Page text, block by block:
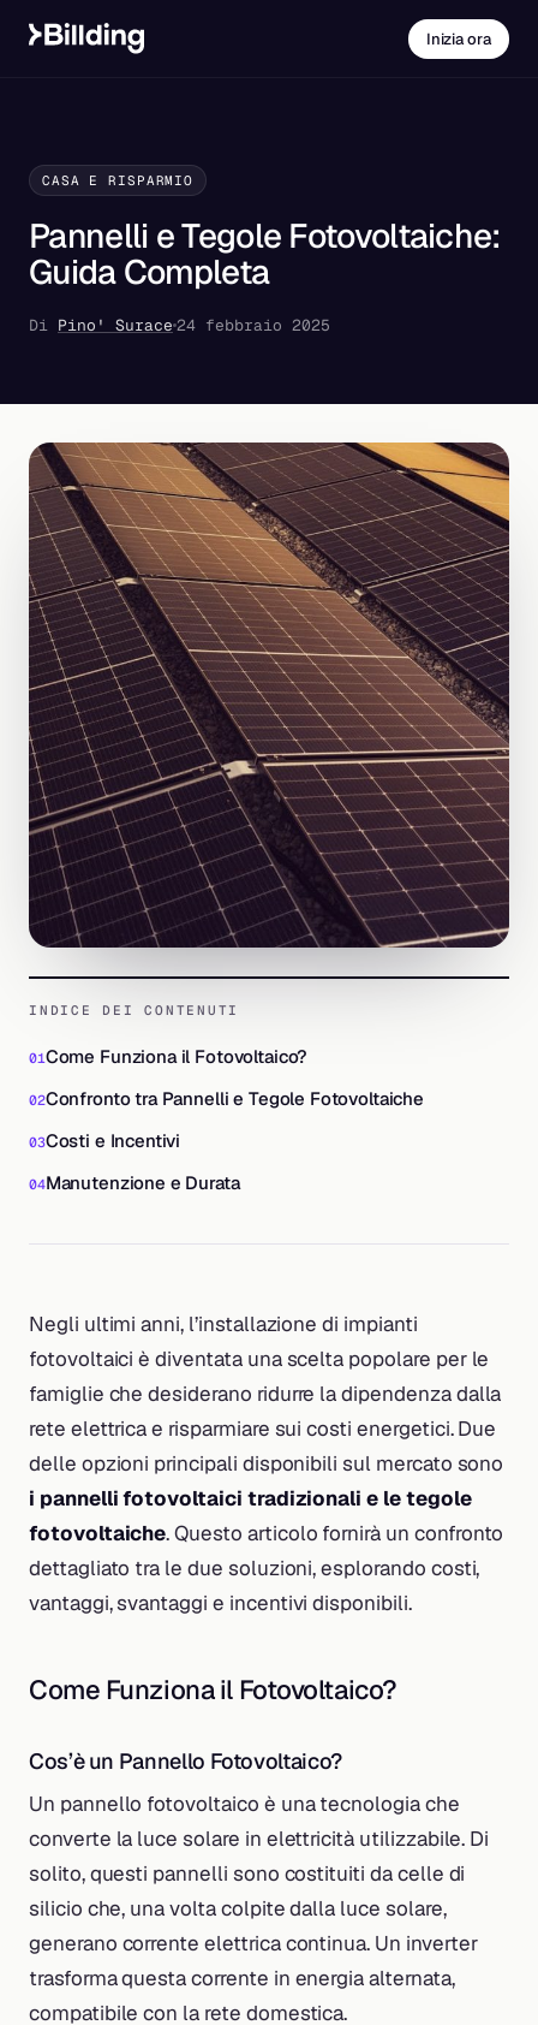
Inizia ora
CASA E RISPARMIO
Pannelli e Tegole Fotovoltaiche:
Guida Completa
Di Pino' Surace 24 febbraio 2025
INDICE DEI CONTENUTI
Come Funziona il Fotovoltaico?
Confronto tra Pannelli e Tegole Fotovoltaiche
Costi e Incentivi
Manutenzione e Durata
Negli ultimi anni, l’installazione di impianti
fotovoltaici è diventata una scelta popolare per le
famiglie che desiderano ridurre la dipendenza dalla
rete elettrica e risparmiare sui costi energetici. Due
delle opzioni principali disponibili sul mercato sono
i pannelli fotovoltaici tradizionali e le tegole
fotovoltaiche. Questo articolo fornirà un confronto
dettagliato tra le due soluzioni, esplorando costi,
vantaggi, svantaggi e incentivi disponibili.
Come Funziona il Fotovoltaico?
Cos’è un Pannello Fotovoltaico?
Un pannello fotovoltaico è una tecnologia che
converte la luce solare in elettricità utilizzabile. Di
solito, questi pannelli sono costituiti da celle di
silicio che, una volta colpite dalla luce solare,
generano corrente elettrica continua. Un inverter
trasforma questa corrente in energia alternata,
compatibile con la rete domestica.